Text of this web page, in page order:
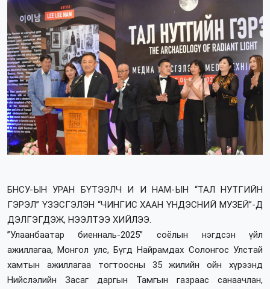
БНСУ-ЫН УРАН БҮТЭЭЛЧ И И НАМ-ЫН “ТАЛ НУТГИЙН
ГЭРЭЛ” ҮЗЭСГЭЛЭН “ЧИНГИС ХААН ҮНДЭСНИЙ МУЗЕЙ”-Д
ДЭЛГЭГДЭЖ, НЭЭЛТЭЭ ХИЙЛЭЭ.
”Улаанбаатар биенналь-2025” соёлын нэгдсэн үйл
ажиллагаа, Монгол улс, Бүгд Найрамдах Солонгос Улстай
хамтын ажиллагаа тогтоосны 35 жилийн ойн хүрээнд
Нийслэлийн Засаг даргын Тамгын газраас санаачлан,